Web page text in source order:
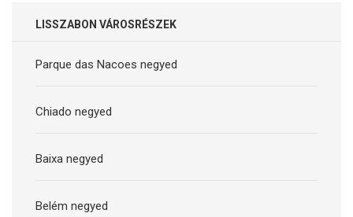
LISSZABON VÁROSRÉSZEK
Parque das Nacoes negyed
Chiado negyed
Baixa negyed
Belém negyed